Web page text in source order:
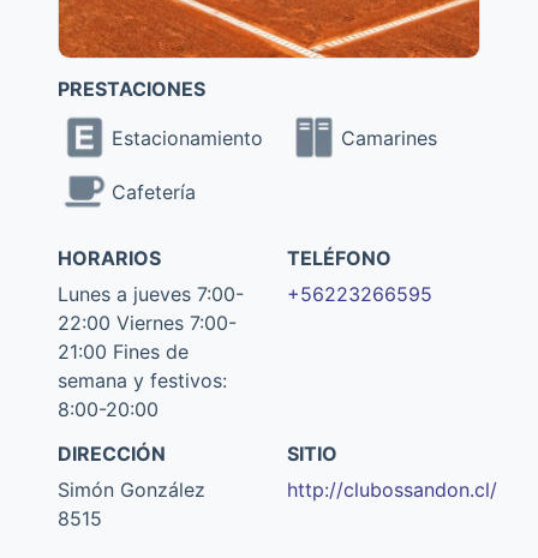
PRESTACIONES
Estacionamiento Camarines
Cafetería
HORARIOS
Lunes a jueves 7:00-
22:00 Viernes 7:00-
21:00 Fines de
semana y festivos:
8:00-20:00
TELÉFONO
+56223266595
DIRECCIÓN
Simón González
8515
SITIO
http://clubossandon.cl/